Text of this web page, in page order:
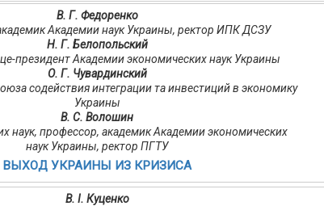
В. Г. Федоренко
Академии наук Украины, ректор ИПК ДСЗУ
Н. Г. Белопольский
президент Академии экономических наук Украины
О. Г. Чувардинский
содействия интеграции та инвестиций в экономику
Украины
В. С. Волошин
наук, профессор, академик Академии экономических
наук Украины, ректор ПГТУ
ВЫХОД УКРАИНЫ ИЗ КРИЗИСА
В. І. Куценко